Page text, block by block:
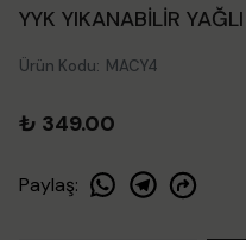
YYK YIKANABİLİR
Ürün Kodu: MACY4
₺ 349.00
Paylaş: